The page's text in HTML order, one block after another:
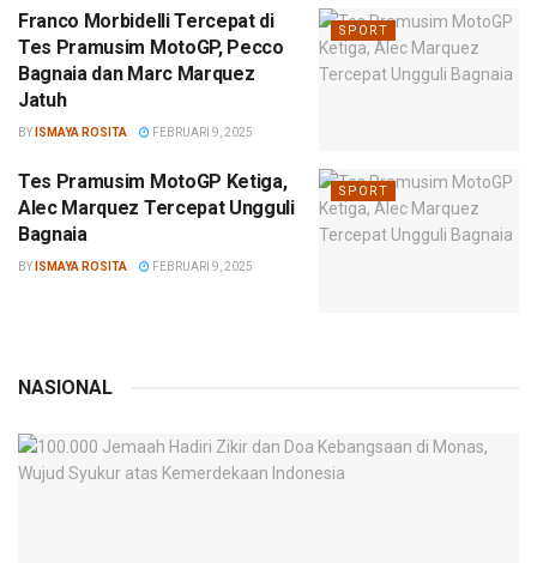
SPORT
Franco Morbidelli Tercepat di
Tes Pramusim MotoGP, Pecco
Bagnaia dan Marc Marquez
Jatuh
BY ISMAYA ROSITA FEBRUARI 9, 2025
SPORT
Tes Pramusim MotoGP Ketiga,
Alec Marquez Tercepat Ungguli
Bagnaia
BY ISMAYA ROSITA FEBRUARI 9, 2025
NASIONAL